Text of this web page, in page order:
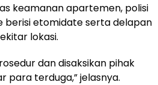
keamanan apartemen, polisi
etomidate serta delapan
lokasi.
dan disaksikan pihak
para terduga,” jelasnya.